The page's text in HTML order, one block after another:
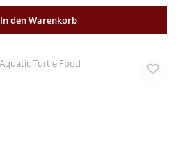
In den Warenkorb